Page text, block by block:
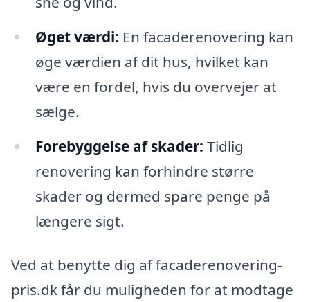
Øget værdi: En facaderenovering kan
øge værdien af dit hus, hvilket kan
være en fordel, hvis du overvejer at
sælge.
Forebyggelse af skader: Tidlig
renovering kan forhindre større
skader og dermed spare penge på
længere sigt.
Ved at benytte dig af facaderenovering-
pris.dk får du muligheden for at modtage